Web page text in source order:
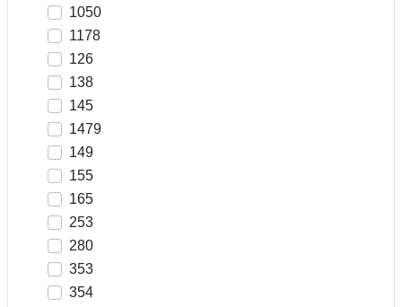
1050
1178
126
138
145
1479
149
155
165
253
280
353
354